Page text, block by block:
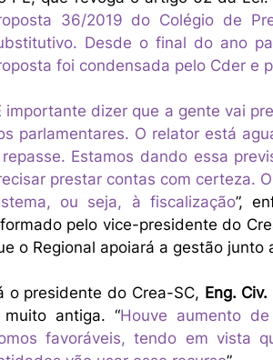
36/2019 do Colégio de
Desde o final do ano
foi condensada pelo Cder e
importante dizer que a gente vai
parlamentares. O relator está
Estamos dando essa
prestar contas com certeza.
ou seja, à fiscalização”,
pelo vice-presidente do
o Regional apoiará a gestão junto
o presidente do Crea-SC, Eng.
antiga. “Houve aumento
favoráveis, tendo em vista